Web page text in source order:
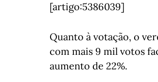
[artigo:5386039]
Quanto à votação, o
com mais 9 mil votos
aumento de 22%.